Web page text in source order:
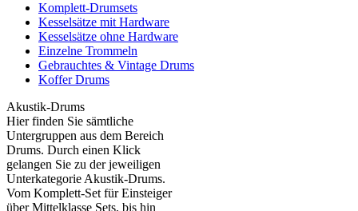
Komplett-Drumsets
Kesselsätze mit Hardware
Kesselsätze ohne Hardware
Einzelne Trommeln
Gebrauchtes & Vintage Drums
Koffer Drums
Akustik-Drums
Hier finden Sie sämtliche
Untergruppen aus dem Bereich
Drums. Durch einen Klick
gelangen Sie zu der jeweiligen
Unterkategorie Akustik-Drums.
Vom Komplett-Set für Einsteiger
über Mittelklasse Sets, bis hin